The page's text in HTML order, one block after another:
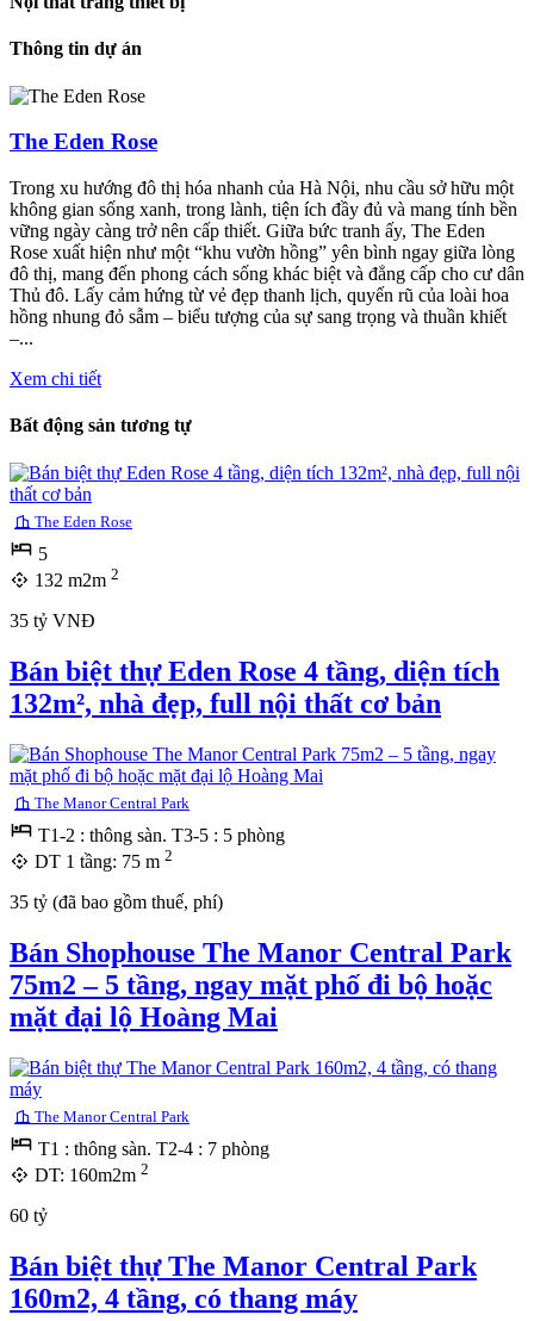
Thông tin dự án
The Eden Rose
Trong xu hướng đô thị hóa nhanh của Hà Nội, nhu cầu sở hữu một
không gian sống xanh, trong lành, tiện ích đầy đủ và mang tính bền
vững ngày càng trở nên cấp thiết. Giữa bức tranh ấy, The Eden
Rose xuất hiện như một “khu vườn hồng” yên bình ngay giữa lòng
đô thị, mang đến phong cách sống khác biệt và đẳng cấp cho cư dân
Thủ đô. Lấy cảm hứng từ vẻ đẹp thanh lịch, quyến rũ của loài hoa
hồng nhung đỏ sẫm – biểu tượng của sự sang trọng và thuần khiết
–...
Xem chi tiết
Bất động sản tương tự
The Eden Rose
5
132 m2m 2
35 tỷ VNĐ
Bán biệt thự Eden Rose 4 tầng, diện tích
132m², nhà đẹp, full nội thất cơ bản
The Manor Central Park
T1-2 : thông sàn. T3-5 : 5 phòng
DT 1 tầng: 75 m 2
35 tỷ (đã bao gồm thuế, phí)
Bán Shophouse The Manor Central Park
75m2 – 5 tầng, ngay mặt phố đi bộ hoặc
mặt đại lộ Hoàng Mai
The Manor Central Park
T1 : thông sàn. T2-4 : 7 phòng
DT: 160m2m 2
60 tỷ
Bán biệt thự The Manor Central Park
160m2, 4 tầng, có thang máy